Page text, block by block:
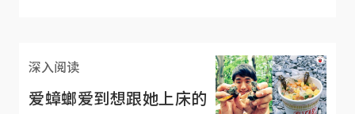
深入阅读
爱蟑螂爱到想跟她上床的